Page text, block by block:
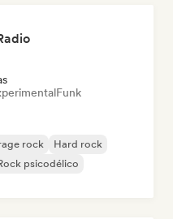
Funk
rock
Hard rock
psicodélico